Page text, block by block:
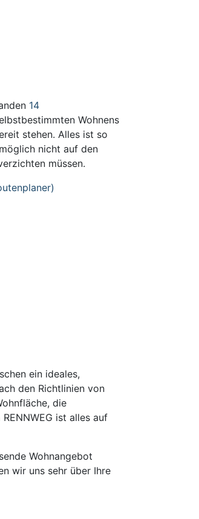
14
Wohnens
stehen. Alles ist so
nicht auf den
müssen.
ein ideales,
den Richtlinien von
die
ist alles auf
Wohnangebot
wir uns sehr über Ihre